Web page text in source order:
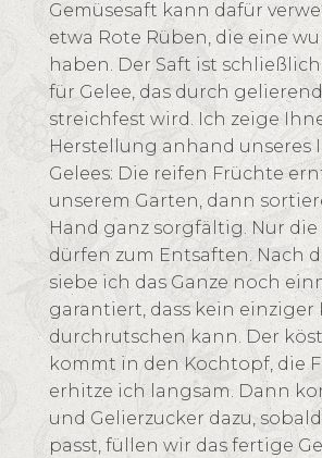
Gemüsesaft kann dafür
etwa Rote Rüben, die eine
haben. Der Saft ist
für Gelee, das durch
streichfest wird. Ich zeige
Herstellung anhand unseres
Gelees: Die reifen Früchte
unserem Garten, dann
Hand ganz sorgfältig. Nur die
dürfen zum Entsaften. Nach
siebe ich das Ganze noch
garantiert, dass kein einziger
durchrutschen kann. Der
kommt in den Kochtopf, die
erhitze ich langsam. Dann
und Gelierzucker dazu,
passt, füllen wir das fertige